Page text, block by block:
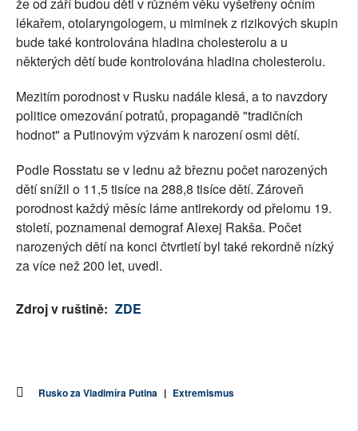
že od září budou děti v různém věku vyšetřeny očním
lékařem, otolaryngologem, u miminek z rizikových skupin
bude také kontrolována hladina cholesterolu a u
některých dětí bude kontrolována hladina cholesterolu.
Mezitím porodnost v Rusku nadále klesá, a to navzdory
politice omezování potratů, propagandě "tradičních
hodnot" a Putinovým výzvám k narození osmi dětí.
Podle Rosstatu se v lednu až březnu počet narozených
dětí snížil o 11,5 tisíce na 288,8 tisíce dětí. Zároveň
porodnost každý měsíc láme antirekordy od přelomu 19.
století, poznamenal demograf Alexej Rakša. Počet
narozených dětí na konci čtvrtletí byl také rekordně nízký
za více než 200 let, uvedl.
Zdroj v ruštině: ZDE
Rusko za Vladimíra Putina | Extremismus